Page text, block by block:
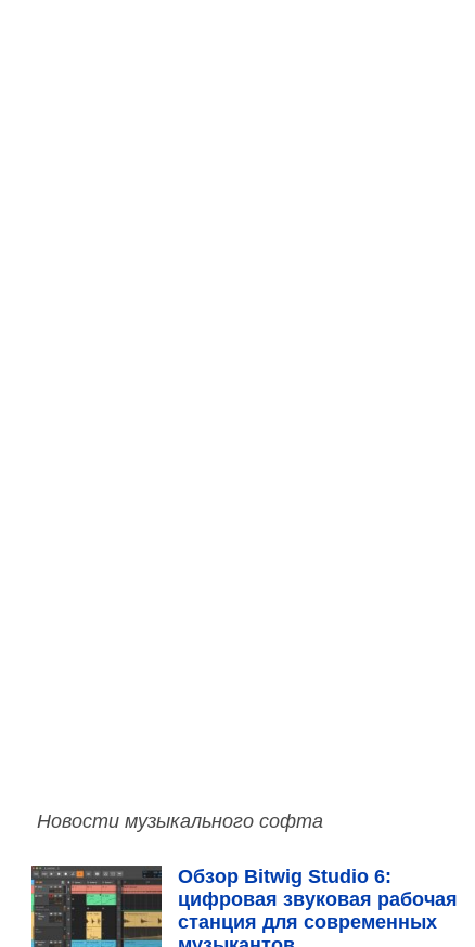
Новости музыкального софта
Обзор Bitwig Studio 6:
цифровая звуковая рабочая
станция для современных